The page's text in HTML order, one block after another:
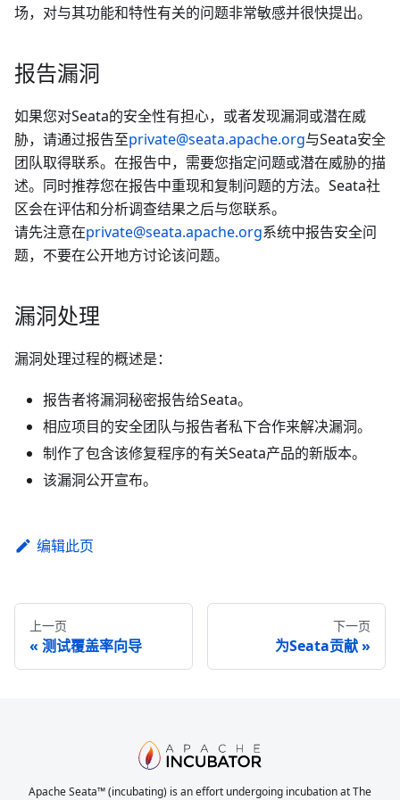
场，对与其功能和特性有关的问题非常敏感并很快提出。
报告漏洞
如果您对Seata的安全性有担心，或者发现漏洞或潜在威
胁，请通过报告至private@seata.apache.org与Seata安全
团队取得联系。在报告中，需要您指定问题或潜在威胁的描
述。同时推荐您在报告中重现和复制问题的方法。Seata社
区会在评估和分析调查结果之后与您联系。
请先注意在private@seata.apache.org系统中报告安全问
题，不要在公开地方讨论该问题。
漏洞处理
漏洞处理过程的概述是：
报告者将漏洞秘密报告给Seata。
相应项目的安全团队与报告者私下合作来解决漏洞。
制作了包含该修复程序的有关Seata产品的新版本。
该漏洞公开宣布。
编辑此页
上一页
测试覆盖率向导
下一页
为Seata贡献
Apache Seata™ (incubating) is an effort undergoing incubation at The